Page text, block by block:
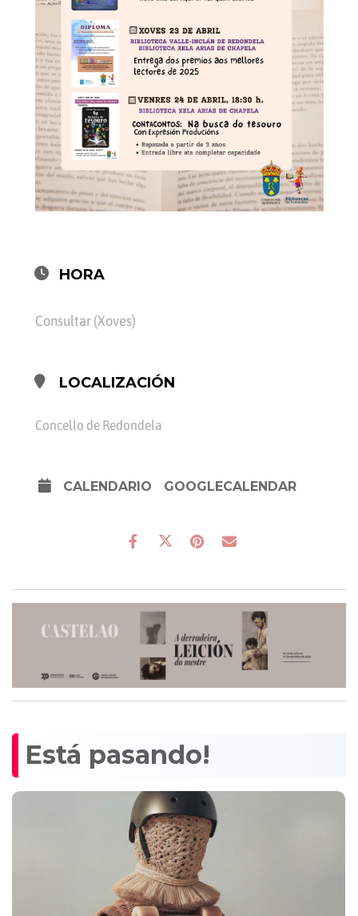
HORA
Consultar (Xoves)
LOCALIZACIÓN
Concello de Redondela
CALENDARIO GOOGLECALENDAR
Está pasando!